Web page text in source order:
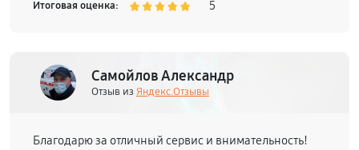
Итоговая оценка: 5
Самойлов Александр
Отзыв из Яндекс.Отзывы
Благодарю за отличный сервис и внимательность!